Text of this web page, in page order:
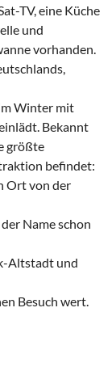
TV, eine Küche
und
vorhanden.
Winter mit
Bekannt
größte
befindet:
Ort von der
Name schon
Altstadt und
Besuch wert.